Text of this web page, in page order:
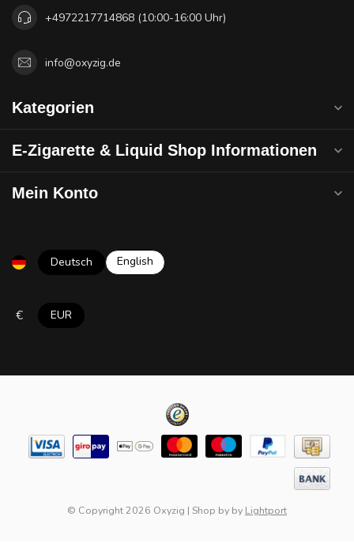
+4972217714868 (10:00-16:00 Uhr)
info@oxyzig.de
Kategorien
E-Zigarette & Liquid Shop Informationen
Mein Konto
Deutsch English
€ EUR
© Copyright 2026 Oxyzig | Shop by by Lightport